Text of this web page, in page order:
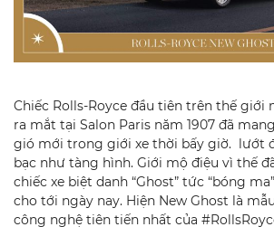
Chiếc Rolls-Royce đầu tiên trên thế giới
ra mắt tại Salon Paris năm 1907 đã
gió mới trong giới xe thời bấy giờ. lướt
bạc như tàng hình. Giới mộ điệu vì thế
chiếc xe biệt danh “Ghost” tức “bóng
cho tới ngày nay. Hiện New Ghost là
công nghệ tiên tiến nhất của